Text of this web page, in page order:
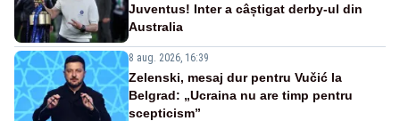
Juventus! Inter a câștigat derby-ul din
Australia
8 aug. 2026, 16:39
Zelenski, mesaj dur pentru Vučić la
Belgrad: „Ucraina nu are timp pentru
scepticism”